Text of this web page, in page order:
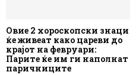
Овие 2 хороскопски знаци
ќе живеат како цареви до
крајот на февруари:
Парите ќе им ги наполнат
паричниците